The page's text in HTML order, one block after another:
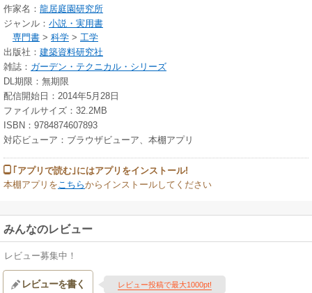
作家名： 龍居庭園研究所
ジャンル： 小説・実用書
専門書 > 科学 > 工学
出版社： 建築資料研究社
雑誌： ガーデン・テクニカル・シリーズ
DL期限：無期限
配信開始日：2014年5月28日
ファイルサイズ：32.2MB
ISBN：9784874607893
対応ビューア：ブラウザビューア、本棚アプリ
｢アプリで読む｣にはアプリをインストール!
本棚アプリを こちらからインストールしてください
みんなのレビュー
レビュー募集中！
レビューを書く レビュー投稿で最大1000pt!